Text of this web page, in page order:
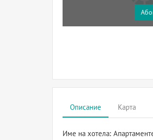
Описание Карта
Име на хотела: